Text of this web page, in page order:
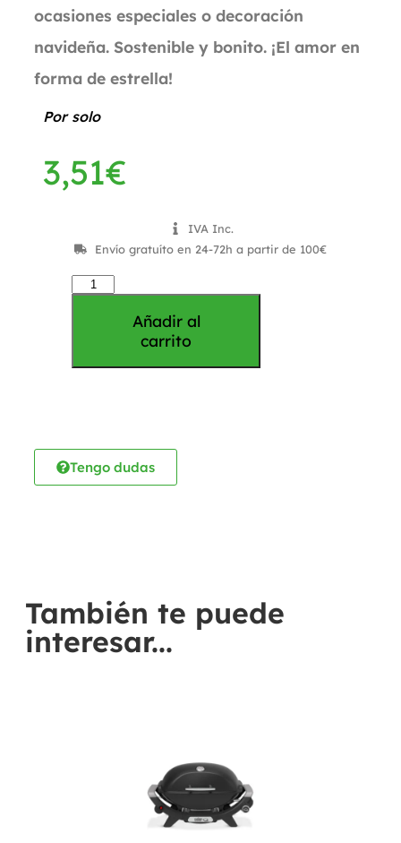
ocasiones especiales o decoración
navideña. Sostenible y bonito. ¡El amor en
forma de estrella!
Por solo
3,51€
IVA Inc.
Envío gratuíto en 24-72h a partir de 100€
Añadir al
carrito
Tengo dudas
También te puede
interesar...